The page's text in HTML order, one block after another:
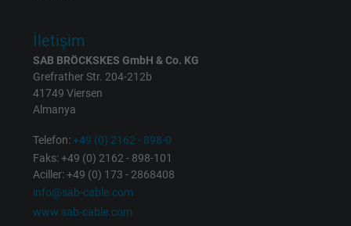
Name _gat_UA-36516539-1, Google Analytics
Vendor
Purpose
Google cookie for website analysis.
statistical data on how the visitor uses the
website.
İletişim
SAB BRÖCKSKES GmbH & Co. KG
Grefrather Str. 204-212b
41749 Viersen
Almanya
Telefon:+49 (0) 2162 - 898-0
Faks: +49 (0) 2162 - 898-101
Aciller: +49 (0) 173 - 2868408
info@sab-cable.com
www.sab-cable.com